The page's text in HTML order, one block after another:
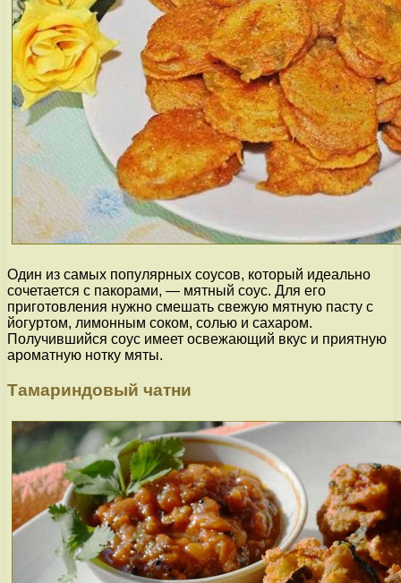
Один из самых популярных соусов, который идеально
сочетается с пакорами, — мятный соус. Для его
приготовления нужно смешать свежую мятную пасту с
йогуртом, лимонным соком, солью и сахаром.
Получившийся соус имеет освежающий вкус и приятную
ароматную нотку мяты.
Тамариндовый чатни